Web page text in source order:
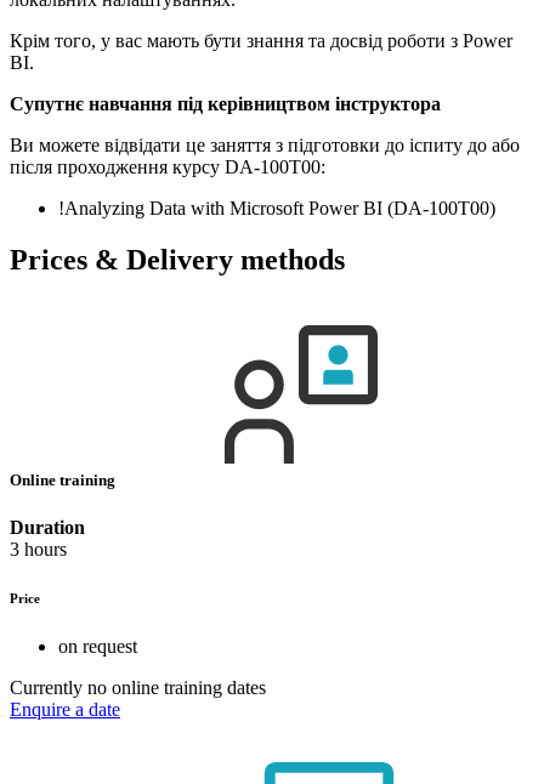
Крім того, у вас мають бути знання та досвід роботи з Power
BI.
Супутнє навчання під керівництвом інструктора
Ви можете відвідати це заняття з підготовки до іспиту до або
після проходження курсу DA-100T00:
!Analyzing Data with Microsoft Power BI (DA-100T00)
Prices & Delivery methods
Online training
Duration
3 hours
Price
on request
Currently no online training dates
Enquire a date